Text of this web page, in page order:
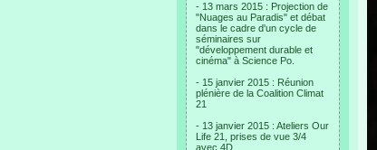
- 13 mars 2015 : Projection de
"Nuages au Paradis" et débat
dans le cadre d'un cycle de
séminaires sur
"développement durable et
cinéma" à Science Po.
- 15 janvier 2015 : Réunion
plénière de la Coalition Climat
21
- 13 janvier 2015 : Ateliers Our
Life 21, prises de vue 3/4
avec 4D